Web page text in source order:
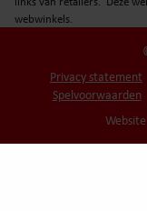
webwinkels.
Privacy statement
Spelvoorwaarden